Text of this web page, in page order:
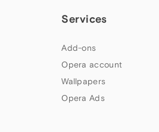
Services
Add-ons
Opera account
Wallpapers
Opera Ads